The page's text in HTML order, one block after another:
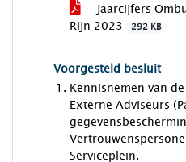
Jaarcijfers
Rijn 2023
292 KB
Voorgesteld besluit
Kennisnemen van
Externe Adviseurs
Serviceplein.